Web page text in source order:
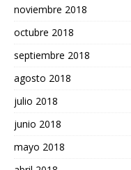
noviembre 2018
octubre 2018
septiembre 2018
agosto 2018
julio 2018
junio 2018
mayo 2018